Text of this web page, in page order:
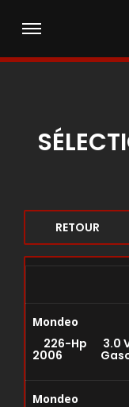
RETOUR
Mondeo
226-Hp 3.0
2006
Mondeo